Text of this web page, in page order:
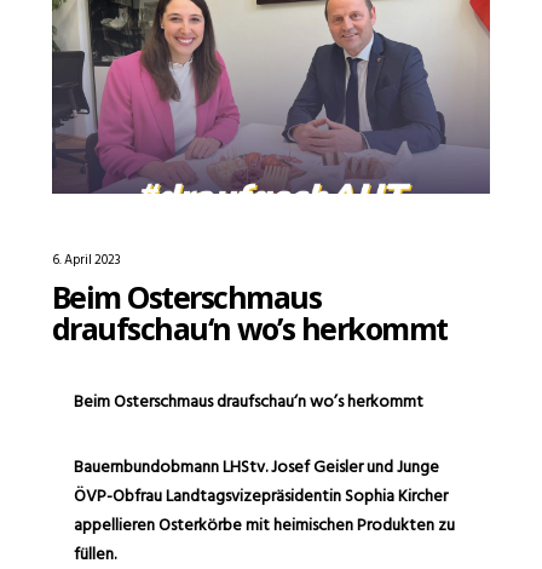
6. April 2023
Beim Osterschmaus
draufschau‘n wo’s herkommt
Beim Osterschmaus draufschau‘n wo’s herkommt
Bauernbundobmann LHStv. Josef Geisler und Junge
ÖVP-Obfrau Landtagsvizepräsidentin Sophia Kircher
appellieren Osterkörbe mit heimischen Produkten zu
füllen.